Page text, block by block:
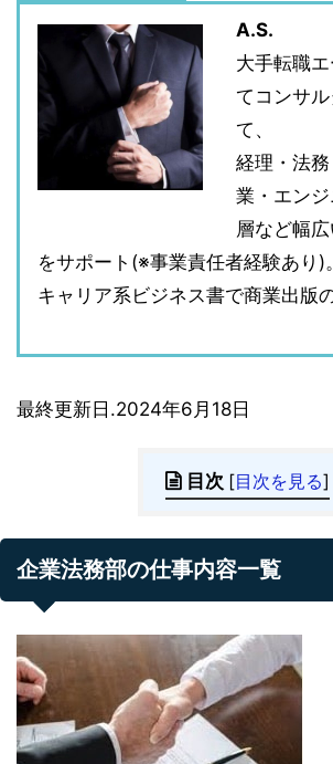
A.S.
大手転職
てコンサ
て、
経理・法
業・エン
層など幅
をサポート(※事業責任者経験あり)。
キャリア系ビジネス書で商業出版
最終更新日.2024年6月18日
目次 [目次を見る]
企業法務部の仕事内容一覧